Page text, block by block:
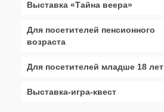
Выставка «Тайна веера»
Для посетителей пенсионного
возраста
Для посетителей младше 18 лет
Выставка-игра-квест